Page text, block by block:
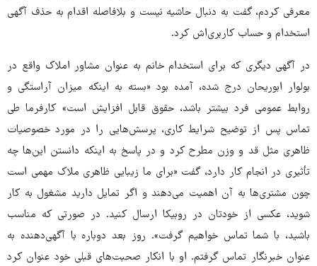
معرفی کردم، گفت به دنبال حاشیه نیست و بلافاصله اقدام به حذف آگهی
استخدام و حساب کاربری‌اش کرد.
در آگهی دیگری که برای استخدام خانم به عنوان مشاور املاک واقع در
بولوار ابوریحان درج شده، آمده بود «بسته به اینکه میزان آراستگی و
روابط عمومی فرد بیشتر باشد، حقوق قابل افزایش است» کارفرما طی
تماس پس از توضیح شرایط کاری، پرسش‌هایی را در مورد خصوصیات
ظاهری مثل قد و وزن مطرح کرد و در پاسخ به اینکه دانستن این‌ها چه
تأثیری در انجام کار دارد، گفت «برای ما زیبایی ظاهری ملاک مهمی است
چون مشتری‌ها به آن اهمیت می‌دهند و اگر تمایل دارید مشغول به کار
شوید، عکسی از خودتان در روبیکا ارسال کنید. در صورتی که مناسب
باشید، با شما تماس خواهیم گرفت». روز بعد دوباره با آگهی‌دهنده به
عنوان خبرنگار تماس گرفتم. او با انکار صحبت‌های قبلی خود عنوان کرد